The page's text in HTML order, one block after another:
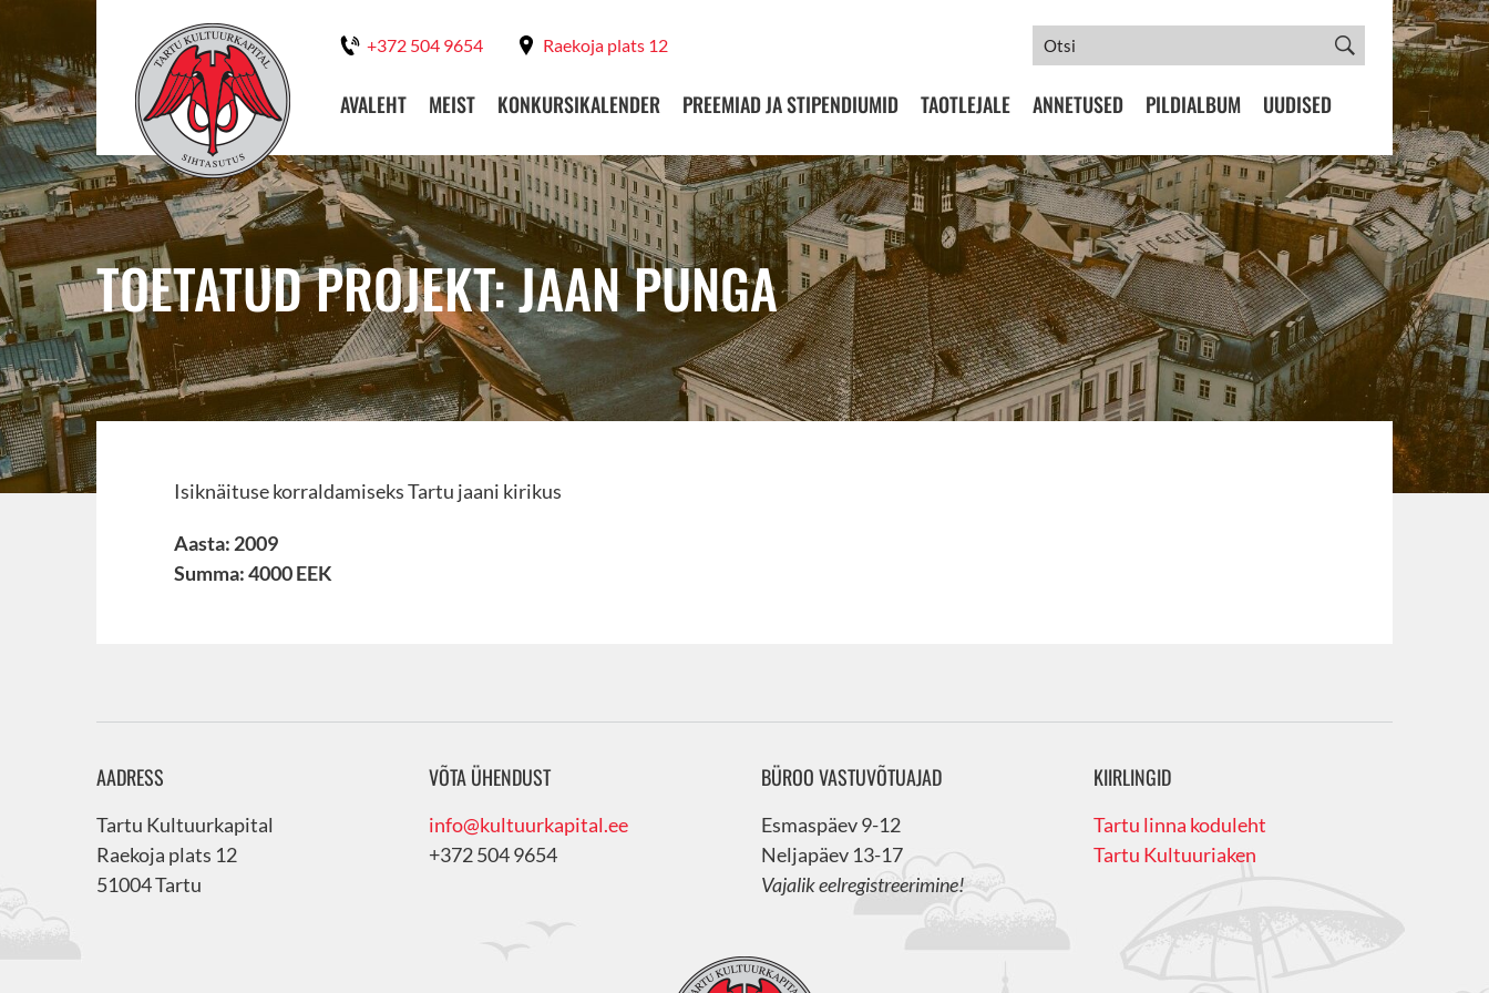
+372 504 9654 Raekoja plats 12
AVALEHT MEIST KONKURSIKALENDER PREEMIAD JA STIPENDIUMID TAOTLEJALE ANNETUSED PILDIALBUM UUDISED
TOETATUD PROJEKT: JAAN PUNGA
Isiknäituse korraldamiseks Tartu jaani kirikus
Aasta: 2009
Summa: 4000 EEK
AADRESS
Tartu Kultuurkapital
Raekoja plats 12
51004 Tartu
VÕTA ÜHENDUST
info@kultuurkapital.ee
+372 504 9654
BÜROO VASTUVÕTUAJAD
Esmaspäev 9-12
Neljapäev 13-17
Vajalik eelregistreerimine!
KIIRLINGID
Tartu linna koduleht
Tartu Kultuuriaken